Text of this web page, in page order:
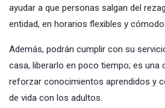
ayudar a que personas salgan del
entidad, en horarios flexibles y
Además, podrán cumplir con su
casa, liberarlo en poco tiempo; es una
reforzar conocimientos aprendidos y
de vida con los adultos.